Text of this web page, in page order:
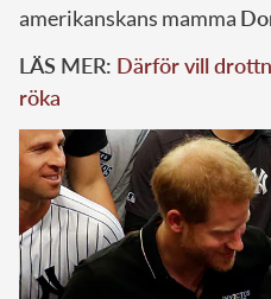
amerikanskans mamma
LÄS MER: Därför vill
röka